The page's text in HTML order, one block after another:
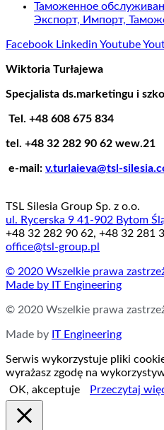
Таможенное
Экспорт, Импорт,
Facebook Linkedin Youtube
Wiktoria Turłajewa
Specjalista ds.marketingu i
Tel. +48 608 675 834
tel. +48 32 282 90 62 wew.21
e-mail: v.turlaieva@tsl-
TSL Silesia Group Sp. z o.o.
ul. Rycerska 9 41-902 Bytom
+48 32 282 90 62, +48 32 281
office@tsl-group.pl
© 2020 Wszelkie prawa
Made by IT Engineering
© 2020 Wszelkie prawa
Made by IT Engineering
Serwis wykorzystuje pliki
wyrażasz zgodę na
OK, akceptuje
Przeczytaj